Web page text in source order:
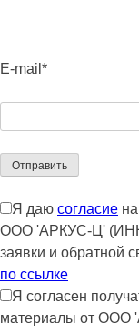
E-mail*
Я даю согласие
ООО 'АРКУС-Ц' (ИНН:
заявки и обратной
по ссылке
Я согласен
материалы от ООО